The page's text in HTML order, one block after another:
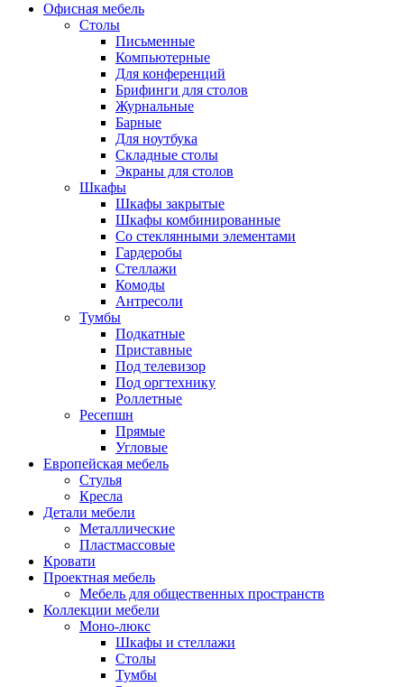
Офисная мебель
Столы
Письменные
Компьютерные
Для конференций
Брифинги для столов
Журнальные
Барные
Для ноутбука
Складные столы
Экраны для столов
Шкафы
Шкафы закрытые
Шкафы комбинированные
Со стеклянными элементами
Гардеробы
Стеллажи
Комоды
Антресоли
Тумбы
Подкатные
Приставные
Под телевизор
Под оргтехнику
Роллетные
Ресепшн
Прямые
Угловые
Европейская мебель
Стулья
Кресла
Детали мебели
Металлические
Пластмассовые
Кровати
Проектная мебель
Мебель для общественных пространств
Коллекции мебели
Моно-люкс
Шкафы и стеллажи
Столы
Тумбы